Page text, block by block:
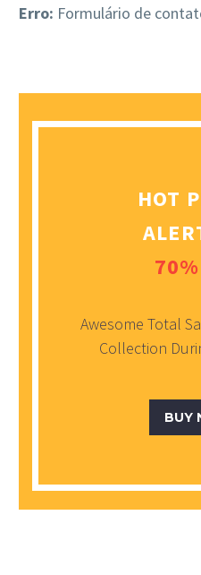
Erro: Formulário de
HOT
Awesome Total
Collection
BUY